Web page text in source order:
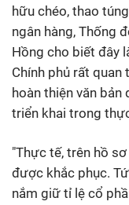
hữu chéo, thao
ngân hàng, Thống
Hồng cho biết đây
Chính phủ rất quan
hoàn thiện văn bản
triển khai trong
"Thực tế, trên hồ
được khắc phục.
nắm giữ tỉ lệ cổ